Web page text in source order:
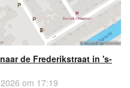
de Frederikstraat in 's-
om 17:19